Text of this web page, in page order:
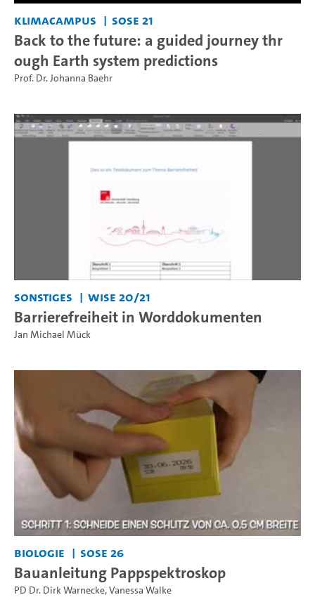
KlimaCampus SoSe 21
Back to the future: a guided journey thr
ough Earth system predictions
Prof. Dr. Johanna Baehr
Sonstiges WiSe 20/21
Barrierefreiheit in Worddokumenten
Jan Michael Mück
Biologie SoSe 26
Bauanleitung Pappspektroskop
PD Dr. Dirk Warnecke,Vanessa Walke